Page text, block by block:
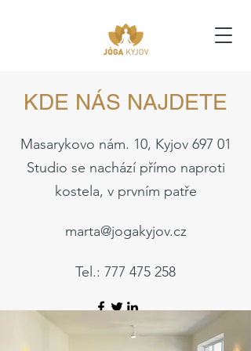
KDE NÁS NAJDETE
Masarykovo nám. 10, Kyjov 697 01
Studio se nachází přímo naproti
kostela, v prvním patře
marta@jogakyjov.cz
Tel.: 777 475 258